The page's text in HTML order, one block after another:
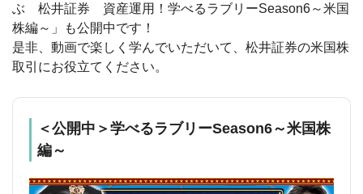
ぶ 松井証券 資産運用！学べるラブリーSeason6～米国
株編～」も公開中です！
是非、動画で楽しく学んでいただいて、松井証券の米国株
取引にお役立てください。
＜公開中＞学べるラブリーSeason6～米国株
編～